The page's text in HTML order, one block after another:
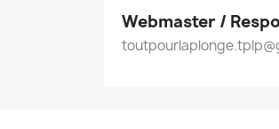
Webmaster /